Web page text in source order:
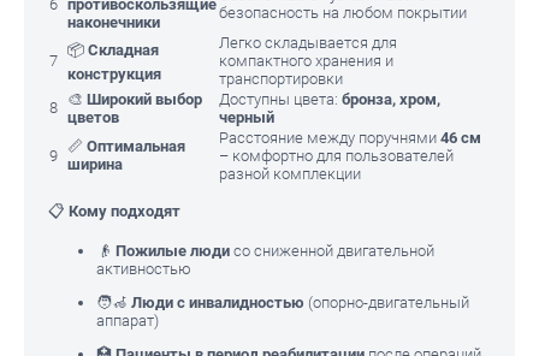
6 противоскользящие
наконечники
безопасность на любом покрытии
7
📦 Складная
конструкция
Легко складывается для
компактного хранения и
транспортировки
8 🎨 Широкий выбор
цветов
Доступны цвета: бронза, хром,
черный
9
📏 Оптимальная
ширина
Расстояние между поручнями 46 см
– комфортно для пользователей
разной комплекции
📋 Кому подходят
👴 Пожилые люди со сниженной двигательной
активностью
🧑‍🦽 Люди с инвалидностью (опорно-двигательный
аппарат)